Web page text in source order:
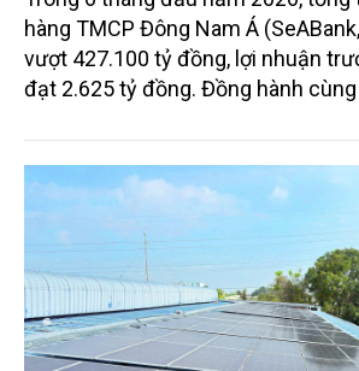
hàng TMCP Đông Nam Á
vượt 427.100 tỷ đồng, lợi nhuận
đạt 2.625 tỷ đồng. Đồng hành
SeABank tiếp tục duy trì hoạt động
rộng tín dụng, củng cố nguồn vốn
chỉ tiêu an toàn.